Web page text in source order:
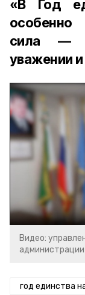
«В Год
сила —
уважении
Видео:
год единства